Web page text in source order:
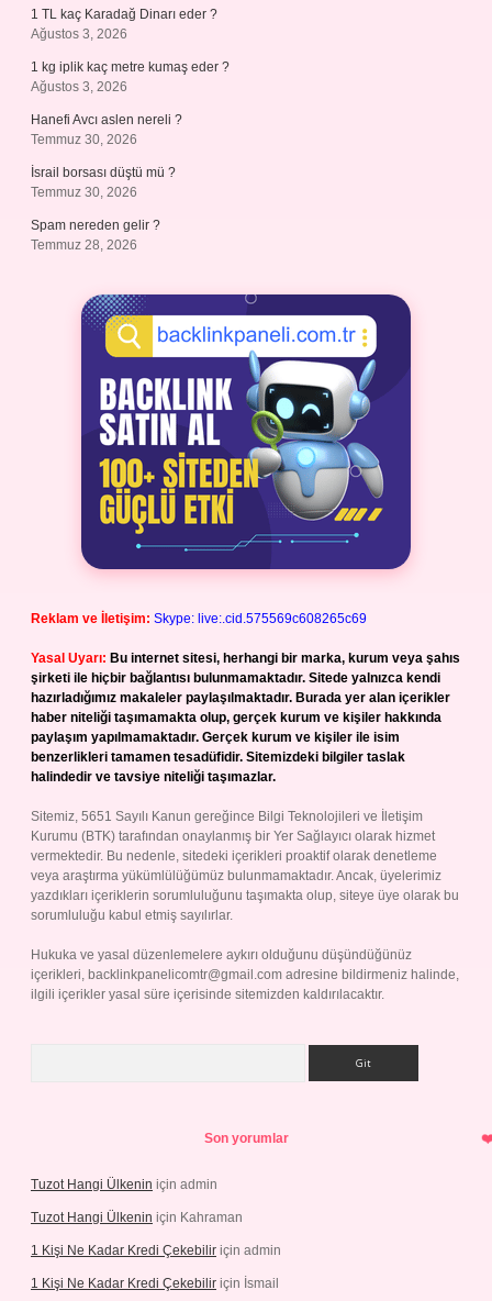
1 TL kaç Karadağ Dinarı eder ?
Ağustos 3, 2026
1 kg iplik kaç metre kumaş eder ?
Ağustos 3, 2026
Hanefi Avcı aslen nereli ?
Temmuz 30, 2026
İsrail borsası düştü mü ?
Temmuz 30, 2026
Spam nereden gelir ?
Temmuz 28, 2026
Reklam ve İletişim: Skype: live:.cid.575569c608265c69
Yasal Uyarı: Bu internet sitesi, herhangi bir marka, kurum veya şahıs
şirketi ile hiçbir bağlantısı bulunmamaktadır. Sitede yalnızca kendi
hazırladığımız makaleler paylaşılmaktadır. Burada yer alan içerikler
haber niteliği taşımamakta olup, gerçek kurum ve kişiler hakkında
paylaşım yapılmamaktadır. Gerçek kurum ve kişiler ile isim
benzerlikleri tamamen tesadüfidir. Sitemizdeki bilgiler taslak
halindedir ve tavsiye niteliği taşımazlar.
Sitemiz, 5651 Sayılı Kanun gereğince Bilgi Teknolojileri ve İletişim
Kurumu (BTK) tarafından onaylanmış bir Yer Sağlayıcı olarak hizmet
vermektedir. Bu nedenle, sitedeki içerikleri proaktif olarak denetleme
veya araştırma yükümlülüğümüz bulunmamaktadır. Ancak, üyelerimiz
yazdıkları içeriklerin sorumluluğunu taşımakta olup, siteye üye olarak bu
sorumluluğu kabul etmiş sayılırlar.
Hukuka ve yasal düzenlemelere aykırı olduğunu düşündüğünüz
içerikleri, backlinkpanelicomtr@gmail.com adresine bildirmeniz halinde,
ilgili içerikler yasal süre içerisinde sitemizden kaldırılacaktır.
Son yorumlar
Tuzot Hangi Ülkenin için admin
Tuzot Hangi Ülkenin için Kahraman
1 Kişi Ne Kadar Kredi Çekebilir için admin
1 Kişi Ne Kadar Kredi Çekebilir için İsmail